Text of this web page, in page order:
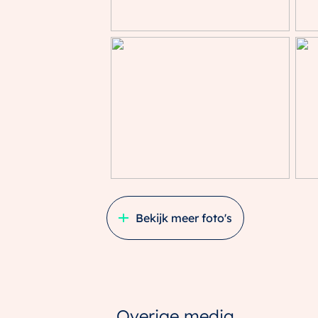
Parkeergelegenheid
Bekijk meer foto's